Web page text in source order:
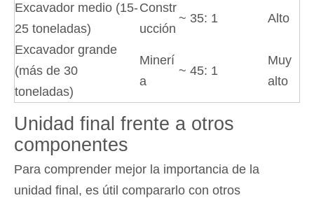
Excavador medio (15-
25 toneladas)
Constr
ucción
~ 35: 1 Alto
Excavador grande
(más de 30
toneladas)
Minerí
a
~ 45: 1
Muy
alto
Unidad final frente a otros
componentes
Para comprender mejor la importancia de la
unidad final, es útil compararlo con otros